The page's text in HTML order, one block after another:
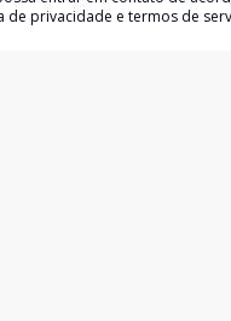
de privacidade e termos de